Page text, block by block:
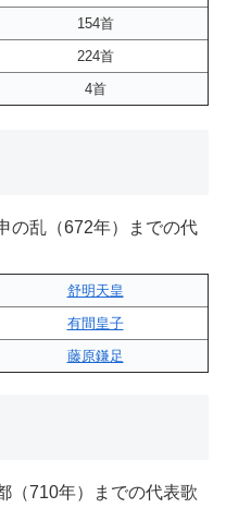
154首
224首
4首
の乱（672年）までの代
舒明天皇
有間皇子
藤原鎌足
（710年）までの代表歌